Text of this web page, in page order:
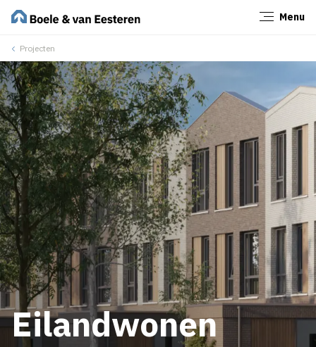
Menu
Projecten
Eilandwonen
Sluiten